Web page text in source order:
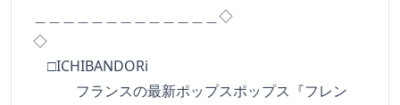
＿＿＿＿＿＿＿＿＿＿＿＿＿◇
◇
□ICHIBANDORi
フランスの最新ポップスポップス『フレン